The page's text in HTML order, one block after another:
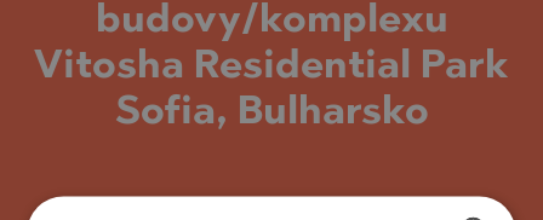
budovy/komplexu
Vitosha Residential Park
Sofia, Bulharsko